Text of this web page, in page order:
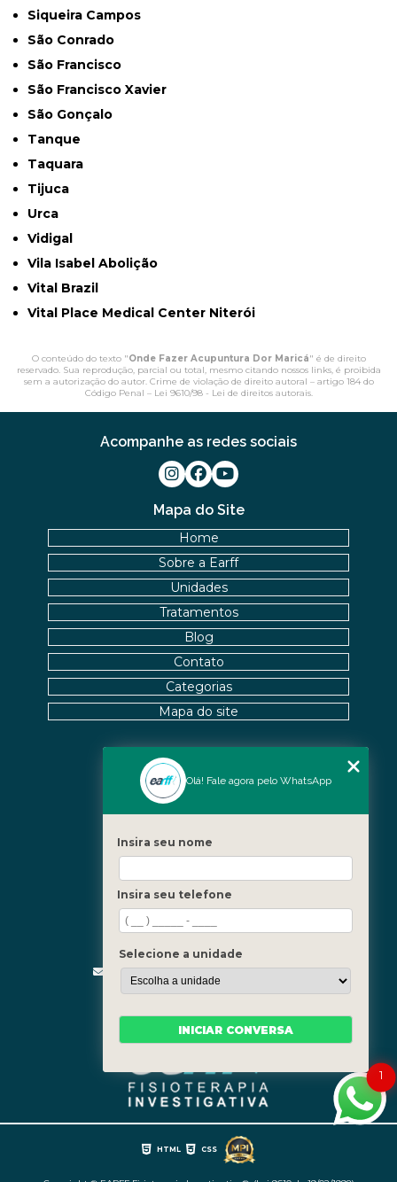
Siqueira Campos
São Conrado
São Francisco
São Francisco Xavier
São Gonçalo
Tanque
Taquara
Tijuca
Urca
Vidigal
Vila Isabel Abolição
Vital Brazil
Vital Place Medical Center Niterói
O conteúdo do texto "Onde Fazer Acupuntura Dor Maricá" é de direito
reservado. Sua reprodução, parcial ou total, mesmo citando nossos links, é proibida
sem a autorização do autor. Crime de violação de direito autoral – artigo 184 do
Código Penal – Lei 9610/98 - Lei de direitos autorais.
Fale Conosco
(21) 3619-5657
(21) 99390-3850
contato@fisioterapiainvestigativa.com
Segunda a sexta, das 7h às 21h
Nossas Unidades
Barra - Rio de Janeiro
Mapa do Site
Home
Sobre a Earff
Unidades
Tratamentos
Blog
Contato
Categorias
Mapa do site
Acompanhe as redes sociais
HTML CSS
1
Olá! Fale agora pelo WhatsApp
Insira seu nome
Insira seu telefone
Selecione a unidade
INICIAR CONVERSA